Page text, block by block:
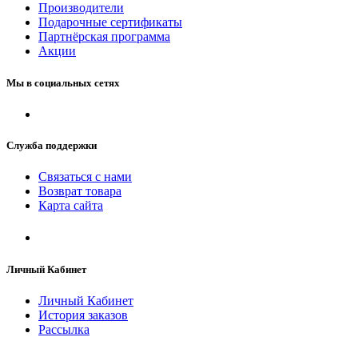
Производители
Подарочные сертификаты
Партнёрская программа
Акции
Мы в социальных сетях
Служба поддержки
Связаться с нами
Возврат товара
Карта сайта
Личный Кабинет
Личный Кабинет
История заказов
Рассылка